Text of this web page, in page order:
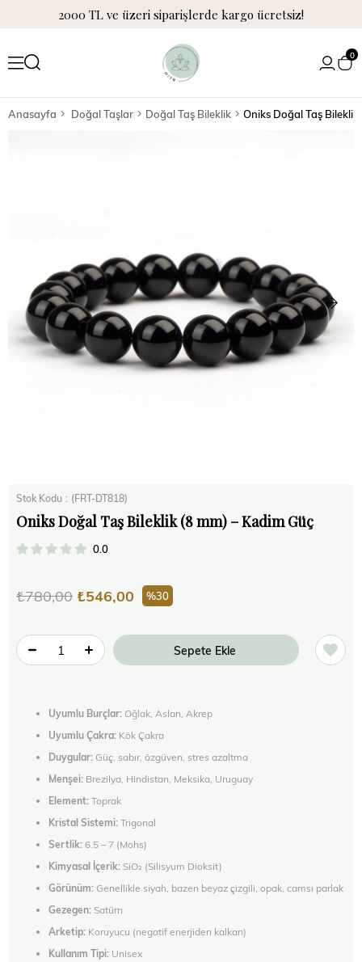
2000 TL ve üzeri siparişlerde kargo ücretsiz!
0
Anasayfa Doğal Taşlar Doğal Taş Bileklik Oniks Doğal Taş
Stok Kodu (FRT-DT818)
Oniks Doğal Taş Bileklik (8 mm) – Kadim Güç
0.0
₺780,00 ₺546,00 30
Uyumlu Burçlar: Oğlak, Aslan, Akrep
Uyumlu Çakra: Kök Çakra
Duygular: Güç, sabır, özgüven, stres azaltma
Menşei: Brezilya, Hindistan, Meksika, Uruguay
Element:Toprak
Kristal Sistemi:Trigonal
Sertlik:6.5 – 7 (Mohs)
Kimyasal İçerik: SiO₂ (Silisyum Dioksit)
Görünüm: Genellikle siyah, bazen beyaz çizgili, opak, camsı parlak
Gezegen: Satürn
Arketip: Koruyucu (negatif enerjiden kalkan)
Kullanım Tipi: Unisex